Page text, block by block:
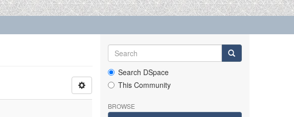
Search DSpace
This Community
BROWSE